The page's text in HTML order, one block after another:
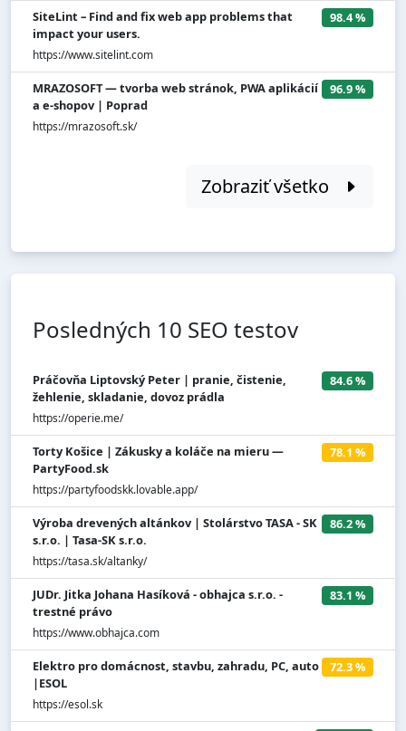
SiteLint – Find and fix web app problems that
impact your users.
98.4 %
https://www.sitelint.com
MRAZOSOFT — tvorba web stránok, PWA aplikácií
a e-shopov | Poprad
96.9 %
https://mrazosoft.sk/
Zobraziť všetko
Posledných 10 SEO testov
Práčovňa Liptovský Peter | pranie, čistenie,
žehlenie, skladanie, dovoz prádla
84.6 %
https://operie.me/
Torty Košice | Zákusky a koláče na mieru —
PartyFood.sk
78.1 %
https://partyfoodskk.lovable.app/
Výroba drevených altánkov | Stolárstvo TASA - SK
s.r.o. | Tasa-SK s.r.o.
86.2 %
https://tasa.sk/altanky/
JUDr. Jitka Johana Hasíková - obhajca s.r.o. -
trestné právo
83.1 %
https://www.obhajca.com
Elektro pro domácnost, stavbu, zahradu, PC, auto
|ESOL
72.3 %
https://esol.sk